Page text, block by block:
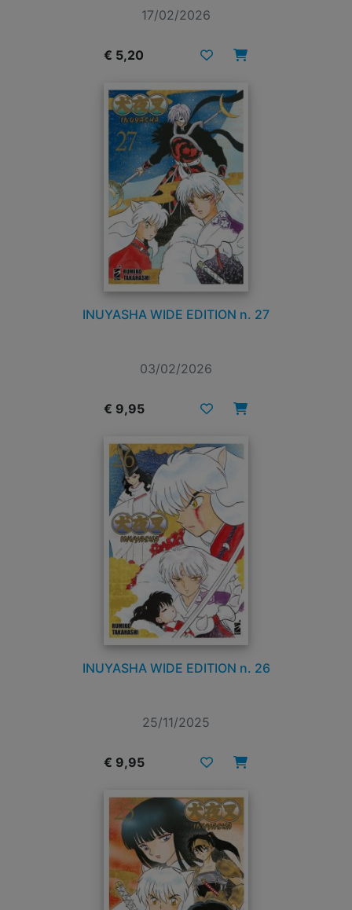
17/02/2026
€ 5,20
INUYASHA WIDE EDITION n. 27
03/02/2026
€ 9,95
INUYASHA WIDE EDITION n. 26
25/11/2025
€ 9,95